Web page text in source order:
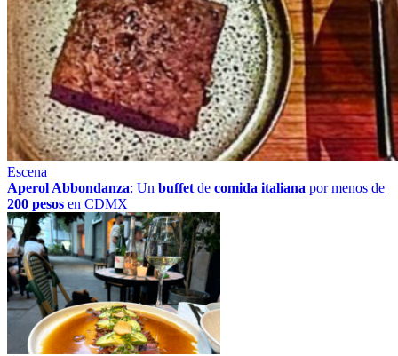
Escena
Aperol Abbondanza: Un buffet de comida italiana por menos de
200 pesos en CDMX